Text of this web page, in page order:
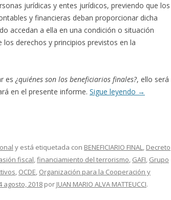
jurídicas y entes jurídicos, previendo que los
y financieras deban proporcionar dicha
accedan a ella en una condición o situación
derechos y principios previstos en la
es ¿quiénes son los beneficiarios finales?, ello será
en el presente informe. Sigue leyendo →
y está etiquetada con BENEFICIARIO FINAL, Decreto
fiscal,financiamiento del terrorismo, GAFI, Grupo
, OCDE, Organización para la Cooperación y
agosto, 2018 por JUAN MARIO ALVA MATTEUCCI.